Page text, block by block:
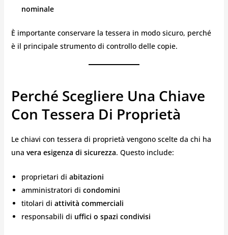
nominale
È importante conservare la tessera in modo sicuro, perché
è il principale strumento di controllo delle copie.
Perché Scegliere Una Chiave
Con Tessera Di Proprietà
Le chiavi con tessera di proprietà vengono scelte da chi ha
una vera esigenza di sicurezza. Questo include:
proprietari di abitazioni
amministratori di condomini
titolari di attività commerciali
responsabili di uffici o spazi condivisi